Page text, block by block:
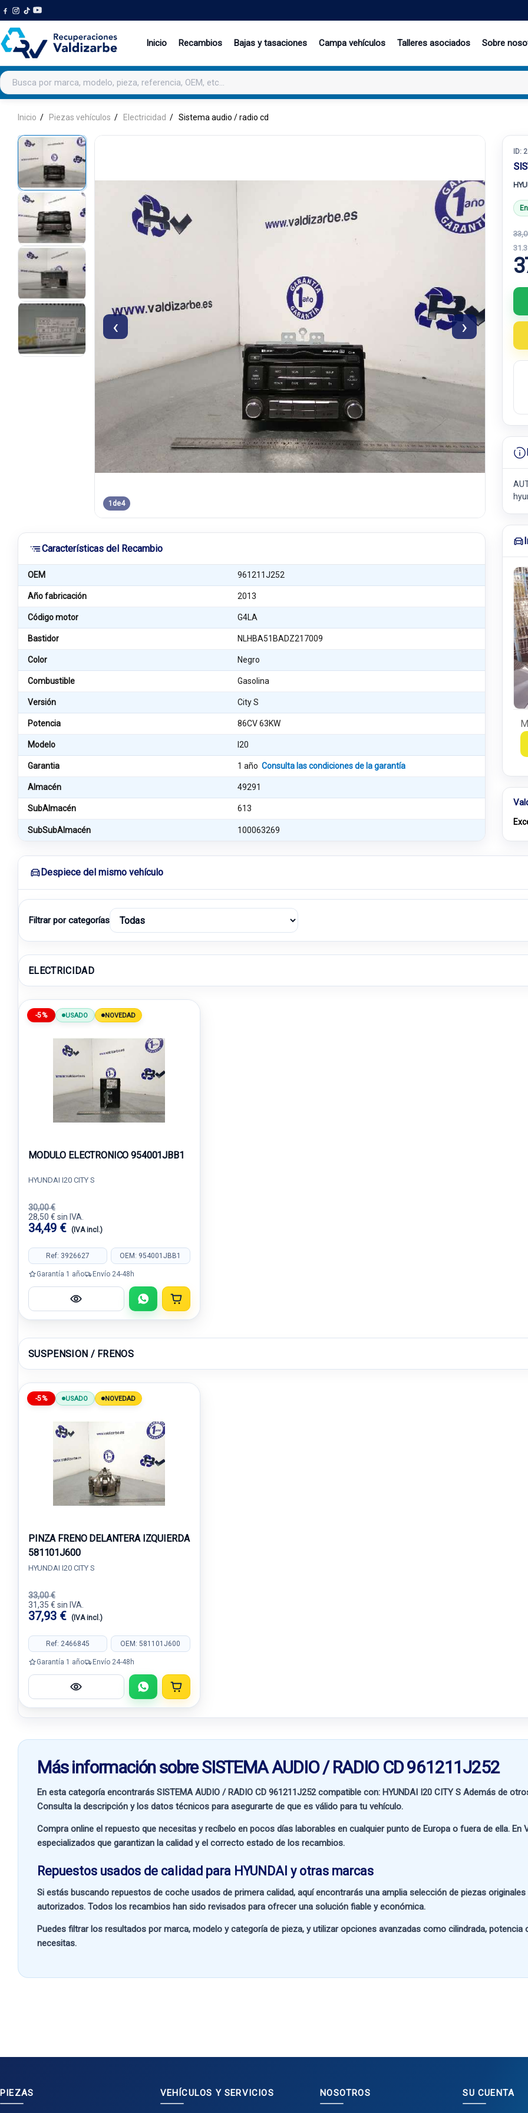
Inicio Recambios Bajas y tasaciones Campa vehículos Talleres asociados Sobre
Buscar productos
Inicio Piezas vehículos Electricidad Sistema audio / radio cd
‹ ›
1 de4
Características del Recambio
OEM 961211J252
Año fabricación 2013
Código motor G4LA
Bastidor NLHBA51BADZ217009
Color Negro
Combustible Gasolina
Versión City S
Potencia 86CV 63KW
Modelo I20
Garantia 1 añoConsulta las condiciones de la garantía
Almacén 49291
SubAlmacén 613
SubSubAlmacén 100063269
ID:
Despiece del mismo vehículo
Filtrar por categorías
ELECTRICIDAD
-5% USADO NOVEDAD
MODULO ELECTRONICO 954001JBB1
HYUNDAI I20 CITY S
30,00 €
28,50 € sin IVA.
34,49 € (IVA incl.)
Ref: 3926627 OEM: 954001JBB1
Garantía 1 año Envío 24-48h
SUSPENSION / FRENOS
-5% USADO NOVEDAD
PINZA FRENO DELANTERA IZQUIERDA
581101J600
HYUNDAI I20 CITY S
33,00 €
31,35 € sin IVA.
37,93 € (IVA incl.)
Ref: 2466845 OEM: 581101J600
Garantía 1 año Envío 24-48h
Más información sobre SISTEMA AUDIO / RADIO CD 961211J252
En esta categoría encontrarás SISTEMA AUDIO / RADIO CD 961211J252 compatible con: HYUNDAI I20 CITY S Además de
Consulta la descripción y los datos técnicos para asegurarte de que es válido para tu vehículo.
Compra online el repuesto que necesitas y recíbelo en pocos días laborables en cualquier punto de Europa o fuera de ella. En
especializados que garantizan la calidad y el correcto estado de los recambios.
Repuestos usados de calidad para HYUNDAI y otras marcas
Si estás buscando repuestos de coche usados de primera calidad, aquí encontrarás una amplia selección de piezas
autorizados. Todos los recambios han sido revisados para ofrecer una solución fiable y económica.
Puedes filtrar los resultados pormarca, modelo y categoría de pieza, y utilizar opciones avanzadas como cilindrada, potencia
necesitas.
PIEZAS VEHÍCULOS Y SERVICIOS NOSOTROS SU CUENTA